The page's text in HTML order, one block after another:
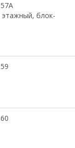
блок-